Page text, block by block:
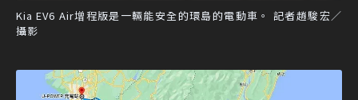
Kia EV6 Air增程版是一輛能安全的環島的電動車。 記者趙駿宏／
攝影